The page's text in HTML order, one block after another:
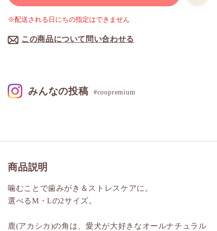
この商品について問い合わせる
※配送される日にちの指定はできません
商品説明
噛むことで歯みがき＆ストレスケアに。
選べるM・Lの2サイズ。
鹿(アカシカ)の角は、愛犬が大好きなオールナチュラル
みんなの投稿 #coopremium